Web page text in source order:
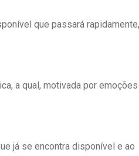
que passará
a qual, motivada por emoções
já se encontra disponível e ao